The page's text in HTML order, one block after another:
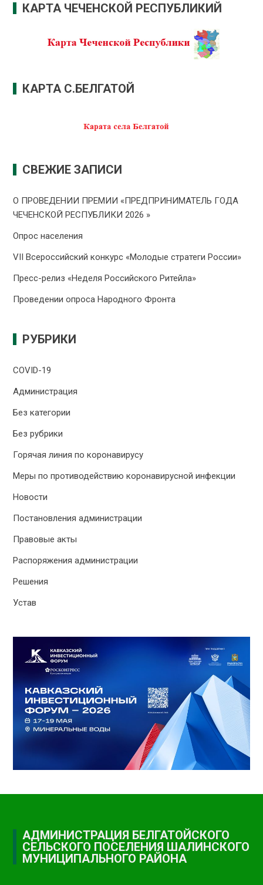
КАРТА ЧЕЧЕНСКОЙ РЕСПУБЛИКИЙ
КАРТА С.БЕЛГАТОЙ
СВЕЖИЕ ЗАПИСИ
О ПРОВЕДЕНИИ ПРЕMИИ «ПРЕДПРИНИМАТЕЛЬ ГОДА
ЧЕЧЕНСКОЙ РЕСПУБЛИКИ 2026 »
Опрос населения
VII Всероссийский конкурс «Молодые стратеги России»
Пресс-релиз «Неделя Российского Ритейла»
Проведении опроса Народного Фронта
РУБРИКИ
COVID-19
Администрация
Без категории
Без рубрики
Горячая линия по коронавирусу
Меры по противодействию коронавирусной инфекции
Новости
Постановления администрации
Правовые акты
Распоряжения администрации
Решения
Устав
АДМИНИСТРАЦИЯ БЕЛГАТОЙСКОГО
СЕЛЬСКОГО ПОСЕЛЕНИЯ ШАЛИНСКОГО
МУНИЦИПАЛЬНОГО РАЙОНА